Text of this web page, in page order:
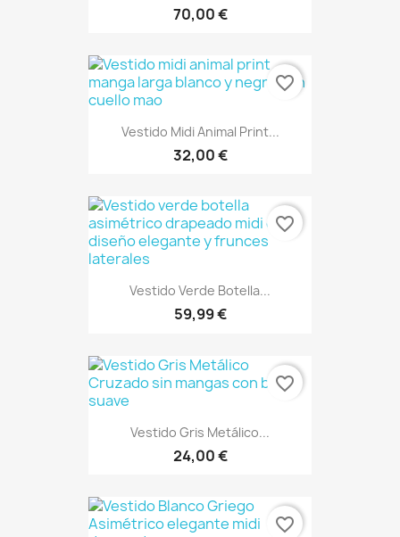
70,00 €
Vestido Midi Animal Print...
32,00 €
favorite_border
Vestido Verde Botella...
59,99 €
favorite_border
Vestido Gris Metálico...
24,00 €
favorite_border
favorite_border